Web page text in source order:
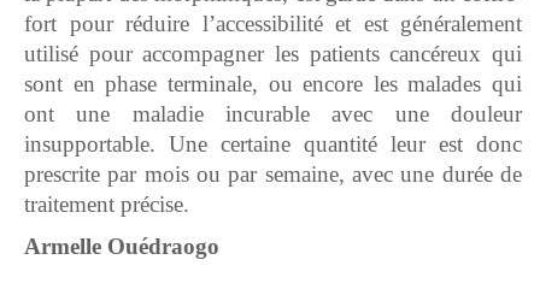
fort pour réduire l’accessibilité et est généralement
utilisé pour accompagner les patients cancéreux qui
sont en phase terminale, ou encore les malades qui
ont une maladie incurable avec une douleur
insupportable. Une certaine quantité leur est donc
prescrite par mois ou par semaine, avec une durée de
traitement précise.
Armelle Ouédraogo